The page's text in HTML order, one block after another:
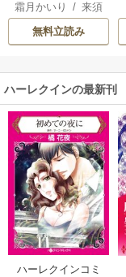
ばれる私～素敵な
辺境伯令息に腕を
折られたので、責
す～
霜月かいり /来須
みかん
無料立読み
ハーレクインの最新刊
ハーレクインコミ